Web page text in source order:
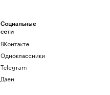
Социальные
сети
ВКонтакте
Одноклассники
Telegram
Дзен